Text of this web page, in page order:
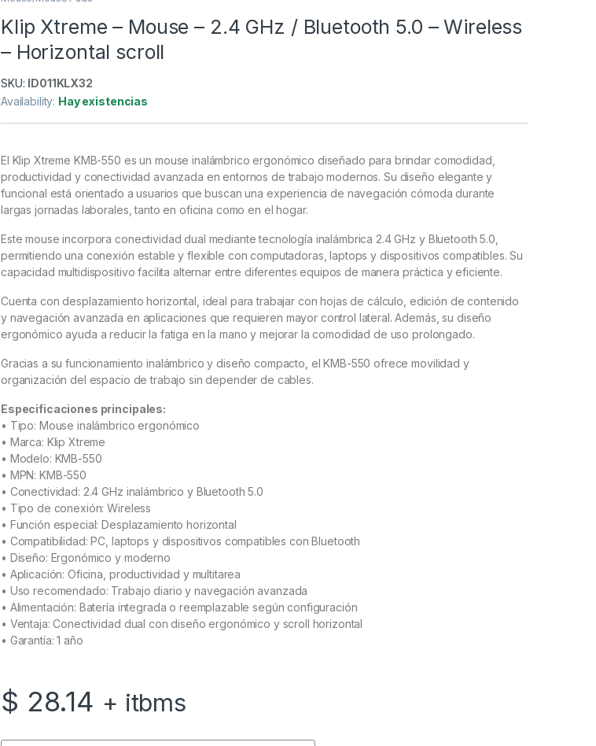
Klip Xtreme – Mouse – 2.4 GHz / Bluetooth 5.0 – Wireless
– Horizontal scroll
SKU: ID011KLX32
Availability: Hay existencias
El Klip Xtreme KMB-550 es un mouse inalámbrico ergonómico diseñado para brindar comodidad,
productividad y conectividad avanzada en entornos de trabajo modernos. Su diseño elegante y
funcional está orientado a usuarios que buscan una experiencia de navegación cómoda durante
largas jornadas laborales, tanto en oficina como en el hogar.
Este mouse incorpora conectividad dual mediante tecnología inalámbrica 2.4 GHz y Bluetooth 5.0,
permitiendo una conexión estable y flexible con computadoras, laptops y dispositivos compatibles. Su
capacidad multidispositivo facilita alternar entre diferentes equipos de manera práctica y eficiente.
Cuenta con desplazamiento horizontal, ideal para trabajar con hojas de cálculo, edición de contenido
y navegación avanzada en aplicaciones que requieren mayor control lateral. Además, su diseño
ergonómico ayuda a reducir la fatiga en la mano y mejorar la comodidad de uso prolongado.
Gracias a su funcionamiento inalámbrico y diseño compacto, el KMB-550 ofrece movilidad y
organización del espacio de trabajo sin depender de cables.
Especificaciones principales:
• Tipo: Mouse inalámbrico ergonómico
• Marca: Klip Xtreme
• Modelo: KMB-550
• MPN: KMB-550
• Conectividad: 2.4 GHz inalámbrico y Bluetooth 5.0
• Tipo de conexión: Wireless
• Función especial: Desplazamiento horizontal
• Compatibilidad: PC, laptops y dispositivos compatibles con Bluetooth
• Diseño: Ergonómico y moderno
• Aplicación: Oficina, productividad y multitarea
• Uso recomendado: Trabajo diario y navegación avanzada
• Alimentación: Batería integrada o reemplazable según configuración
• Ventaja: Conectividad dual con diseño ergonómico y scroll horizontal
• Garantía: 1 año
$ 28.14 + itbms